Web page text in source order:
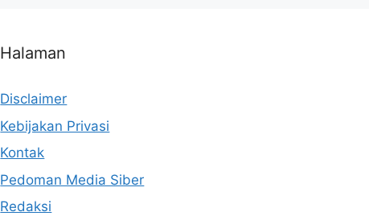
Halaman
Disclaimer
Kebijakan Privasi
Kontak
Pedoman Media Siber
Redaksi